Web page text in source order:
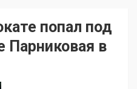
попал под
Парниковая в